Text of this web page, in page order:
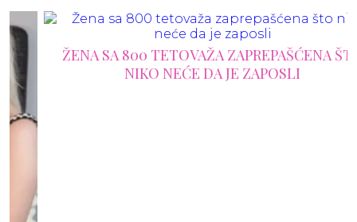
ŽENA SA 800 TETOVAŽA ZAPREPAŠĆENA ŠTO
NIKO NEĆE DA JE ZAPOSLI